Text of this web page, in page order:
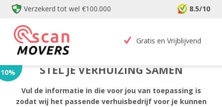
Verzekerd tot wel €100.000 8.5/10
Gratis en Vrijblijvend
10% STEL JE VERHUIZING SAMEN
Vul de informatie in die voor jou van toepassing is
zodat wij het passende verhuisbedrijf voor je kunnen